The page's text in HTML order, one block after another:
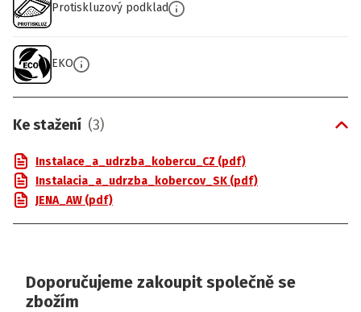
Protiskluzový podklad
EKO
Ke stažení (3)
Instalace_a_udrzba_kobercu_CZ (pdf)
Instalacia_a_udrzba_kobercov_SK (pdf)
JENA_AW (pdf)
Doporučujeme zakoupit společně se
zbožím